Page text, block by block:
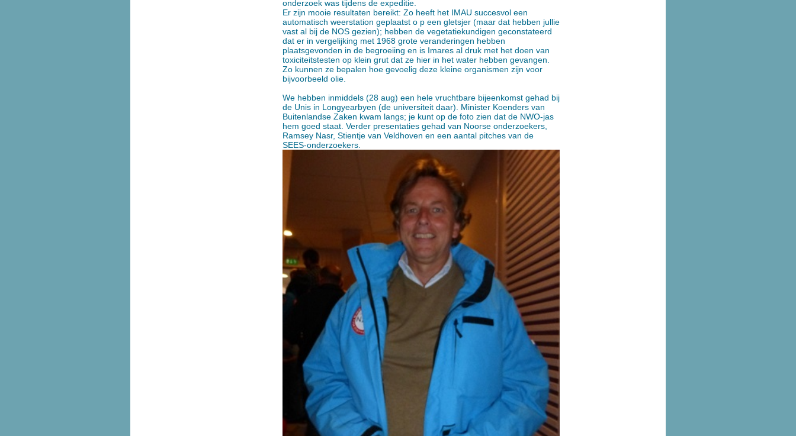
onderzoek was tijdens de expeditie.
Er zijn mooie resultaten bereikt: Zo heeft het IMAU succesvol een
automatisch weerstation geplaatst o p een gletsjer (maar dat hebben jullie
vast al bij de NOS gezien); hebben de vegetatiekundigen geconstateerd
dat er in vergelijking met 1968 grote veranderingen hebben
plaatsgevonden in de begroeiing en is Imares al druk met het doen van
toxiciteitstesten op klein grut dat ze hier in het water hebben gevangen.
Zo kunnen ze bepalen hoe gevoelig deze kleine organismen zijn voor
bijvoorbeeld olie.
We hebben inmiddels (28 aug) een hele vruchtbare bijeenkomst gehad bij
de Unis in Longyearbyen (de universiteit daar). Minister Koenders van
Buitenlandse Zaken kwam langs; je kunt op de foto zien dat de NWO-jas
hem goed staat. Verder presentaties gehad van Noorse onderzoekers,
Ramsey Nasr, Stientje van Veldhoven en een aantal pitches van de
SEES-onderzoekers.